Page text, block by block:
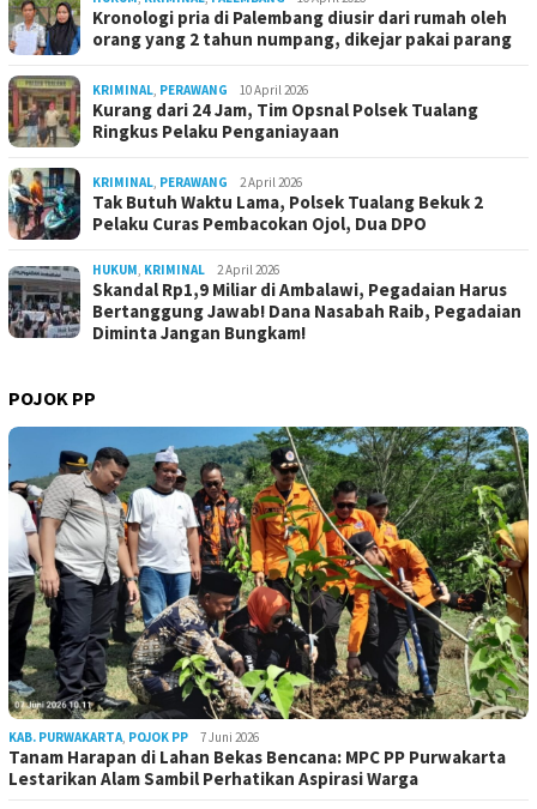
Kronologi pria di Palembang diusir dari rumah oleh
orang yang 2 tahun numpang, dikejar pakai parang
KRIMINAL PERAWANG 10 April 2026
Kurang dari 24 Jam, Tim Opsnal Polsek Tualang
Ringkus Pelaku Penganiayaan
KRIMINAL PERAWANG 2 April 2026
Tak Butuh Waktu Lama, Polsek Tualang Bekuk 2
Pelaku Curas Pembacokan Ojol, Dua DPO
HUKUM KRIMINAL 2 April 2026
Skandal Rp1,9 Miliar di Ambalawi, Pegadaian Harus
Bertanggung Jawab! Dana Nasabah Raib, Pegadaian
Diminta Jangan Bungkam!
POJOK PP
KAB. PURWAKARTA POJOK PP 7 Juni 2026
Tanam Harapan di Lahan Bekas Bencana: MPC PP Purwakarta
Lestarikan Alam Sambil Perhatikan Aspirasi Warga